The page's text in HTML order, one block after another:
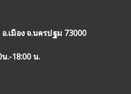
.เมือง จ.นครปฐม 73000
น.-18:00 น.